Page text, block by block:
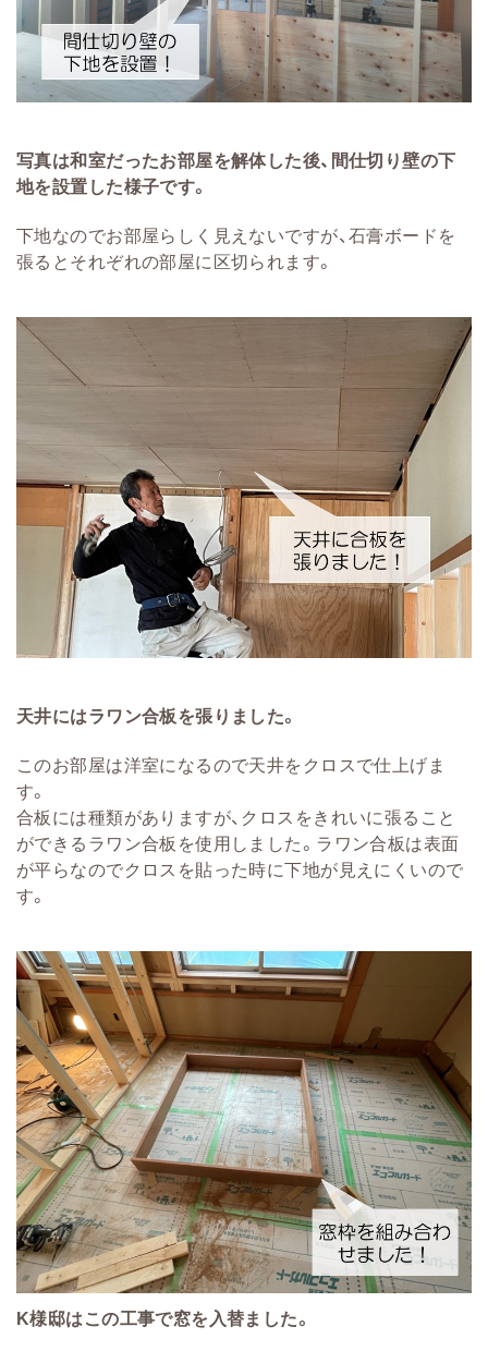
写真は和室だったお部屋を解体した後、間仕切り壁の下
地を設置した様子です。
下地なのでお部屋らしく見えないですが、石膏ボードを
張るとそれぞれの部屋に区切られます。
天井にはラワン合板を張りました。
このお部屋は洋室になるので天井をクロスで仕上げま
す。
合板には種類がありますが、クロスをきれいに張ること
ができるラワン合板を使用しました。ラワン合板は表面
が平らなのでクロスを貼った時に下地が見えにくいので
す。
K様邸はこの工事で窓を入替ました。